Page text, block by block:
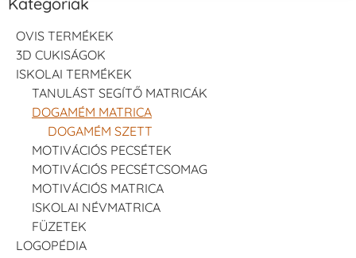
OVIS TERMÉKEK
3D CUKISÁGOK
ISKOLAI TERMÉKEK
TANULÁST SEGÍTŐ MATRICÁK
DOGAMÉM MATRICA
DOGAMÉM SZETT
MOTIVÁCIÓS PECSÉTEK
MOTIVÁCIÓS PECSÉTCSOMAG
MOTIVÁCIÓS MATRICA
ISKOLAI NÉVMATRICA
FÜZETEK
LOGOPÉDIA